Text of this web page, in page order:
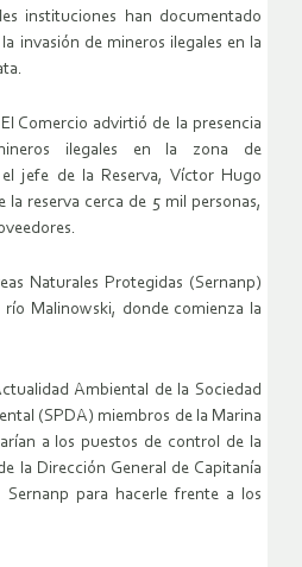
instituciones han documentado
invasión de mineros ilegales en la
Comercio advirtió de la presencia
ilegales en la zona de
jefe de la Reserva, Víctor Hugo
reserva cerca de 5 mil personas,
Naturales Protegidas (Sernanp)
Malinowski, donde comienza la
Ambiental de la Sociedad
(SPDA) miembros de la Marina
a los puestos de control de la
la Dirección General de Capitanía
para hacerle frente a los